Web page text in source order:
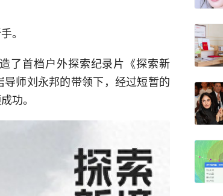
。
了首档户外探索纪录片《探索新
师刘永邦的带领下，经过短暂的
功。